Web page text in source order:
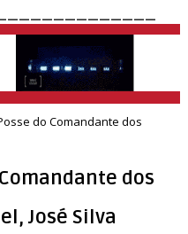
do Comandante dos
dos
José Silva